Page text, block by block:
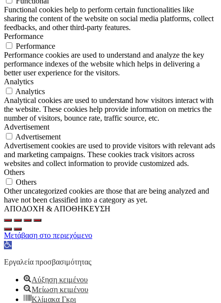
Functional cookies help to perform certain functionalities like
sharing the content of the website on social media platforms, collect
feedbacks, and other third-party features.
Performance
Performance
Performance cookies are used to understand and analyze the key
performance indexes of the website which helps in delivering a
better user experience for the visitors.
Analytics
Analytics
Analytical cookies are used to understand how visitors interact with
the website. These cookies help provide information on metrics the
number of visitors, bounce rate, traffic source, etc.
Advertisement
Advertisement
Advertisement cookies are used to provide visitors with relevant ads
and marketing campaigns. These cookies track visitors across
websites and collect information to provide customized ads.
Others
Others
Other uncategorized cookies are those that are being analyzed and
have not been classified into a category as yet.
ΑΠΟΔΟΧΗ & ΑΠΟΘΗΚΕΥΣΗ
Μετάβαση στο περιεχόμενο
Ανοίξτε
γραμμή
Εργαλεία προσβασιμότητας
Αύξηση κειμένου
Μείωση κειμένου
Κλίμακα Γκρι